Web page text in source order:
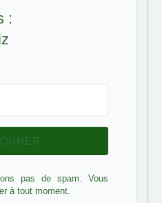
:
pas de spam. Vous
à tout moment.